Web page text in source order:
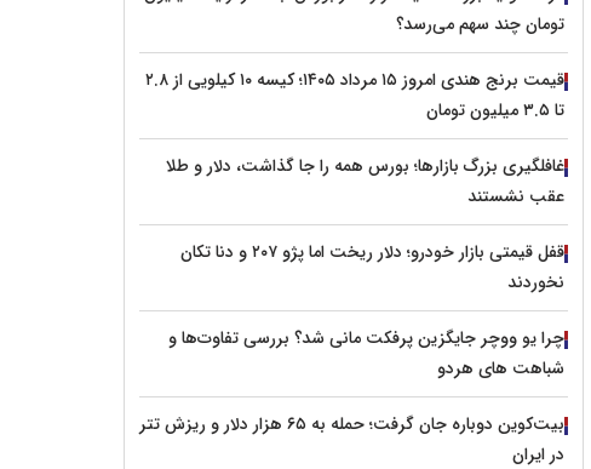
تومان چند سهم می‌رسد؟
قیمت برنج هندی امروز ۱۵ مرداد ۱۴۰۵؛ کیسه ۱۰ کیلویی از ۲.۸
تا ۳.۵ میلیون تومان
غافلگیری بزرگ بازارها؛ بورس همه را جا گذاشت، دلار و طلا
عقب نشستند
قفل قیمتی بازار خودرو؛ دلار ریخت اما پژو ۲۰۷ و دنا تکان
نخوردند
چرا یو ووچر جایگزین پرفکت مانی شد؟ بررسی تفاوت‌ها و
شباهت های هردو
بیت‌کوین دوباره جان گرفت؛ حمله به ۶۵ هزار دلار و ریزش تتر
در ایران